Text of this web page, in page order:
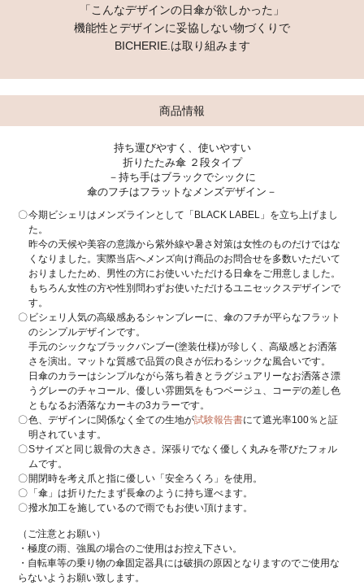
「こんなデザインの日傘が欲しかった」
機能性とデザインに妥協しない物づくりで
BICHERIE.は取り組みます
商品情報
持ち運びやすく、使いやすい
折りたたみ傘 ２段タイプ
－持ち手はブラックでシックに
傘のフチはフラットなメンズデザイン－
今期ビシェリはメンズラインとして「BLACK LABEL」を立ち上げまし
た。
昨今の天候や美容の意識から紫外線や暑さ対策は女性のものだけではな
くなりました。実際当店へメンズ向け商品のお問合せを多数いただいて
おりましたため、男性の方にお使いいただける日傘をご用意しました。
もちろん女性の方や性別問わずお使いただけるユニセックスデザインで
す。
ビシェリ人気の高級感あるシャンブレーに、傘のフチが平らなフラット
のシンプルデザインです。
手元のシックなブラックバンブー(塗装仕様)が珍しく、高級感とお洒落
さを演出。マットな質感で品質の良さが伝わるシックな風合いです。
日傘のカラーはシンプルながら落ち着きとラグジュアリーなお洒落さ漂
うグレーのチャコール、優しい雰囲気をもつベージュ、コーデの差し色
ともなるお洒落なカーキの3カラーです。
色、デザインに関係なく全ての生地が試験報告書にて遮光率100％と証
明されています。
Sサイズと同じ親骨の大きさ。深張りでなく優しく丸みを帯びたフォル
ムです。
開閉時を考え爪と指に優しい「安全ろくろ」を使用。
「傘」は折りたたまず長傘のように持ち運べます。
撥水加工を施しているので雨でもお使い頂けます。
（ご注意とお願い）
・極度の雨、強風の場合のご使用はお控え下さい。
・自転車等の乗り物の傘固定器具には破損の原因となりますのでご使用な
らないようお願い致します。